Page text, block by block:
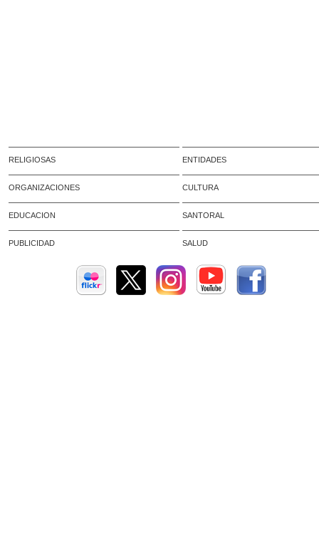
RELIGIOSAS ENTIDADES
ORGANIZACIONES CULTURA
EDUCACION SANTORAL
PUBLICIDAD SALUD